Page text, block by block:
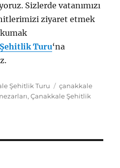
Sizlerde vatanımızı
ziyaret etmek
Turu‘na
Şehitlik Turu Etiketler
çanakkale
,Çanakkale Şehitlik